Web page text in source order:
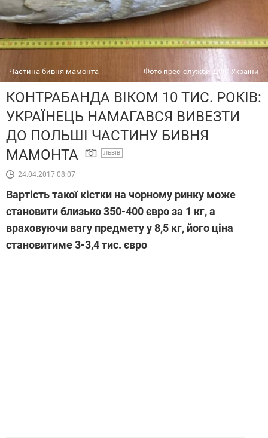
Частина бивня мамонта Фото прес-служби ДФС України
КОНТРАБАНДА ВІКОМ 10 ТИС. РОКІВ:
УКРАЇНЕЦЬ НАМАГАВСЯ ВИВЕЗТИ
ДО ПОЛЬШІ ЧАСТИНУ БИВНЯ
МАМОНТА
ЛЬВІВ
24.04.2017 08:07
Вартість такої кістки на чорному ринку може
становити близько 350-400 євро за 1 кг, а
враховуючи вагу предмету у 8,5 кг, його ціна
становитиме 3-3,4 тис. євро